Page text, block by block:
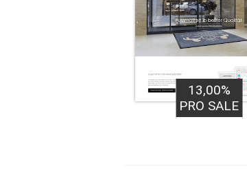
13,00%
PRO SALE